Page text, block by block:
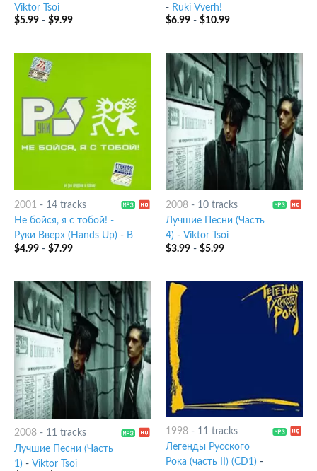
Viktor Tsoi
$5.99- $9.99
- Ruki Vverh!
$6.99- $10.99
2001 - 14 tracks
Не бойся, я с тобой! -
Руки Bверх (Hands Up) - B
$4.99- $7.99
2008- 10 tracks
Лучшие Песни (Часть
4) - Viktor Tsoi
$3.99- $5.99
2008- 11 tracks
Лучшие Песни (Часть
1) - Viktor Tsoi
1998- 11 tracks
Легенды Русского
Рока (часть II) (CD1) -